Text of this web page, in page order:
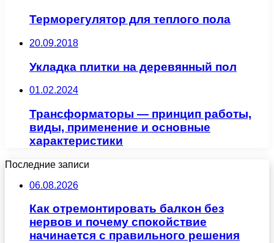
Терморегулятор для теплого пола
20.09.2018
Укладка плитки на деревянный пол
01.02.2024
Трансформаторы — принцип работы,
виды, применение и основные
характеристики
Последние записи
06.08.2026
Как отремонтировать балкон без
нервов и почему спокойствие
начинается с правильного решения